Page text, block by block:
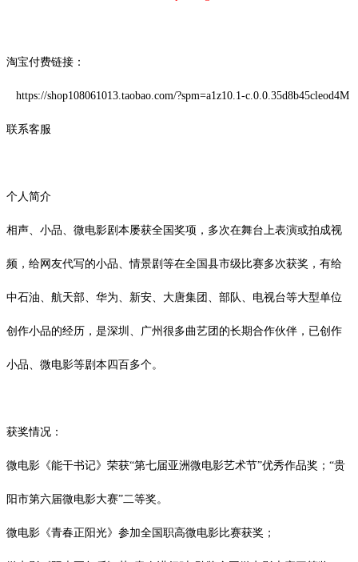
淘宝付费链接：
https://shop108061013.taobao.com/?spm=a1z10.1-c.0.0.35d8b45cleod4M
联系客服
个人简介
相声、小品、微电影剧本屡获全国奖项，多次在舞台上表演或拍成视
频，给网友代写的小品、情景剧等在全国县市级比赛多次获奖，有给
中石油、航天部、华为、新安、大唐集团、部队、电视台等大型单位
创作小品的经历，是深圳、广州很多曲艺团的长期合作伙伴，已创作
小品、微电影等剧本四百多个。
获奖情况：
微电影《能干书记》荣获“第七届亚洲微电影艺术节”优秀作品奖；“贵
阳市第六届微电影大赛”二等奖。
微电影《青春正阳光》参加全国职高微电影比赛获奖；